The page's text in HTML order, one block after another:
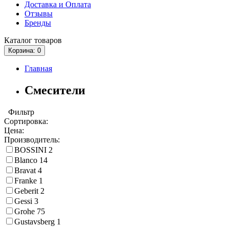
Доставка и Оплата
Отзывы
Бренды
Каталог товаров
Корзина: 0
Главная
Смесители
Фильтр
Сортировка:
Цена:
Производитель:
BOSSINI 2
Blanco 14
Bravat 4
Franke 1
Geberit 2
Gessi 3
Grohe 75
Gustavsberg 1